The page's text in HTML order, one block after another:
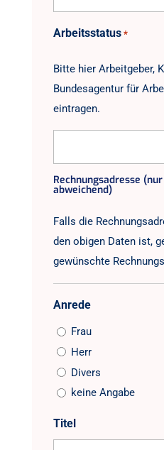
Arbeitsstatus *
Bitte hier Arbeitgeber,
Bundesagentur für
eintragen.
Rechnungsadresse
abweichend)
Falls die
den obigen Daten ist,
gewünschte
Anrede
Frau
Herr
Divers
keine Angabe
Titel